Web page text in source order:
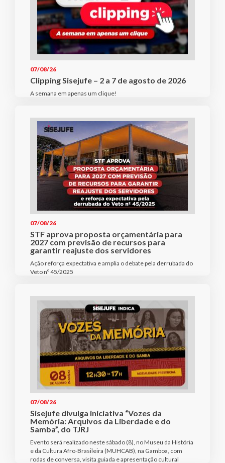
07/08/26
Clipping Sisejufe – 2 a 7 de agosto de 2026
A semana em apenas um clique!
07/08/26
STF aprova proposta orçamentária para
2027 com previsão de recursos para
garantir reajuste dos servidores
Ação reforça expectativa e amplia o debate pela derrubada do
Veto nº 45/2025
07/08/26
Sisejufe divulga iniciativa “Vozes da
Memória: Arquivos da Liberdade e do
Samba”, do TJRJ
Evento será realizado neste sábado (8), no Museu da História
e da Cultura Afro-Brasileira (MUHCAB), na Gamboa, com
rodas de conversa, visita guiada e apresentação cultural